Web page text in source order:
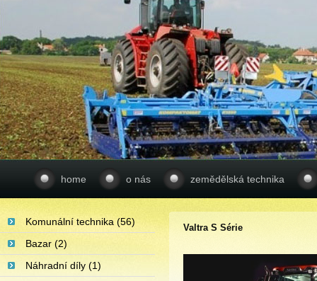
home o nás zemědělská technika
Valtra S Série
Komunální technika (56)
Bazar (2)
Náhradní díly (1)